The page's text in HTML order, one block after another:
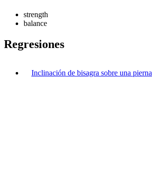
strength
balance
Regresiones
Inclinación de bisagra sobre una pierna